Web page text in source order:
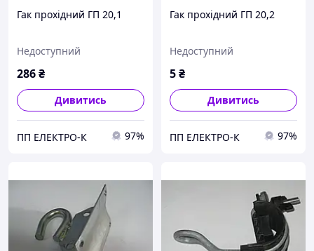
Гак прохідний ГП 20,1
Недоступний
286₴
Дивитись
ПП ЕЛЕКТРО-К 97%
Гак прохідний ГП 20,2
Недоступний
5₴
Дивитись
ПП ЕЛЕКТРО-К 97%